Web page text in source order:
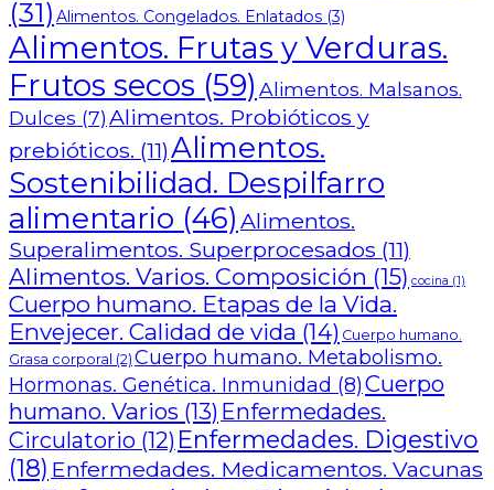
(31) Alimentos. Congelados. Enlatados (3)
Alimentos. Frutas y Verduras.
Frutos secos (59) Alimentos. Malsanos.
Dulces (7)Alimentos. Probióticos y
prebióticos. (11)Alimentos.
Sostenibilidad. Despilfarro
alimentario (46) Alimentos.
Superalimentos. Superprocesados (11)
Alimentos. Varios. Composición (15) cocina (1)
Cuerpo humano. Etapas de la Vida.
Envejecer. Calidad de vida (14) Cuerpo humano.
Grasa corporal (2) Cuerpo humano. Metabolismo.
Hormonas. Genética. Inmunidad (8)Cuerpo
humano. Varios (13) Enfermedades.
Circulatorio (12) Enfermedades. Digestivo
(18) Enfermedades. Medicamentos. Vacunas